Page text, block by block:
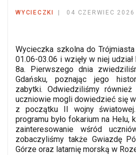
WYCIECZKI 04 CZERWIEC 2026
Wycieczka szkolna do
01.06-03.06 i wzięły w niej
8a. Pierwszego dnia
Gdańsku, poznając jego
zabytki. Odwiedziliśmy
uczniowie mogli dowiedzieć się
z początku II wojny
programu było fokarium na Helu,
zainteresowanie wśród
zobaczyliśmy także Gwiazdę
Górze oraz latarnię morską w